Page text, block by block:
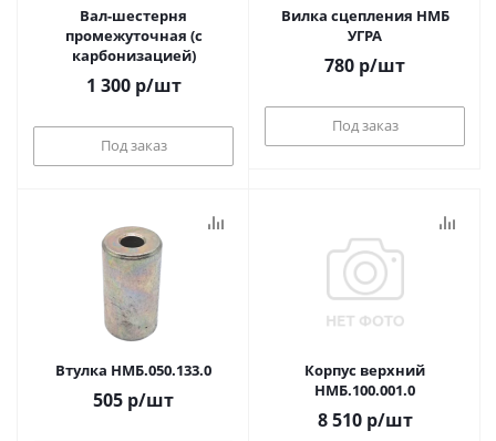
Вал-шестерня
промежуточная (с
карбонизацией)
1 300р/шт
Под заказ
Вилка сцепления НМБ
УГРА
780 р/шт
Под заказ
Втулка НМБ.050.133.0
505 р/шт
Корпус верхний
НМБ.100.001.0
8 510р/шт